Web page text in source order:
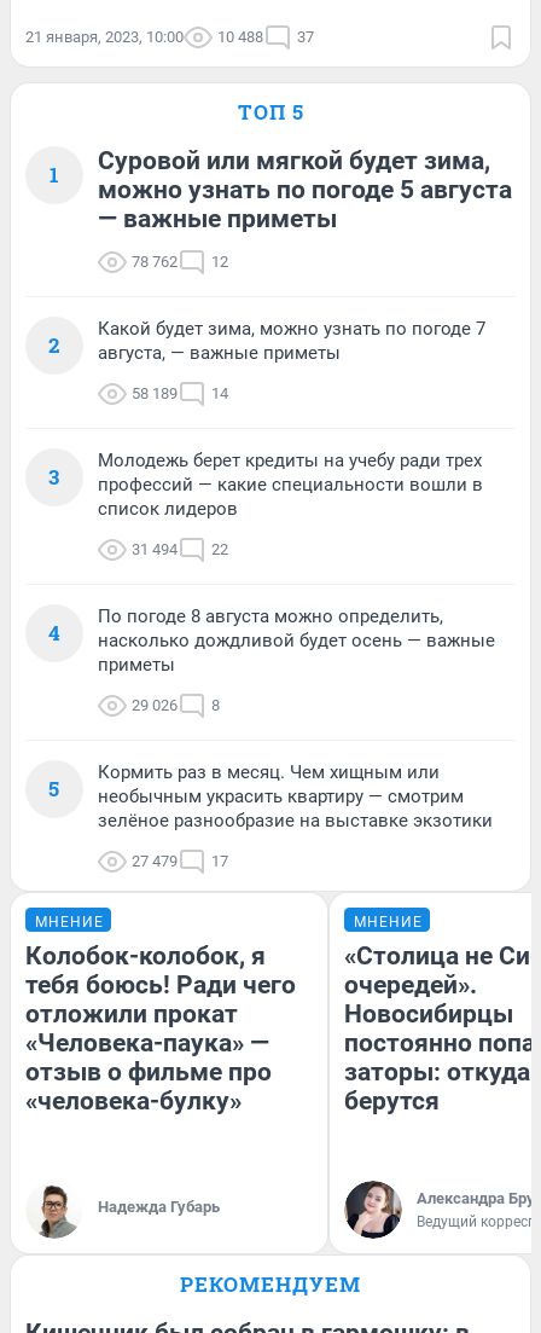
21 января, 2023, 10:00 10 488 37
ТОП 5
1
Суровой или мягкой будет зима,
можно узнать по погоде 5 августа
— важные приметы
78 762 12
2
Какой будет зима, можно узнать по погоде 7
августа, — важные приметы
58 189 14
3
Молодежь берет кредиты на учебу ради трех
профессий — какие специальности вошли в
список лидеров
31 494 22
4
По погоде 8 августа можно определить,
насколько дождливой будет осень — важные
приметы
29 026 8
5
Кормить раз в месяц. Чем хищным или
необычным украсить квартиру — смотрим
зелёное разнообразие на выставке экзотики
27 479 17
МНЕНИЕ
Колобок-колобок, я
тебя боюсь! Ради чего
отложили прокат
«Человека-паука» —
отзыв о фильме про
«человека-булку»
Надежда Губарь
МНЕНИЕ
«Столица не
очередей».
Новосибирцы
постоянно
заторы: откуда
берутся
Александра
Ведущий
РЕКОМЕНДУЕМ